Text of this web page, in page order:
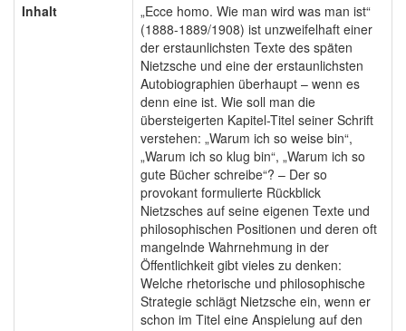
Inhalt
„Ecce homo. Wie man wird was man ist“
(1888-1889/1908) ist unzweifelhaft einer
der erstaunlichsten Texte des späten
Nietzsche und eine der erstaunlichsten
Autobiographien überhaupt – wenn es
denn eine ist. Wie soll man die
übersteigerten Kapitel-Titel seiner Schrift
verstehen: „Warum ich so weise bin“,
„Warum ich so klug bin“, „Warum ich so
gute Bücher schreibe“? – Der so
provokant formulierte Rückblick
Nietzsches auf seine eigenen Texte und
philosophischen Positionen und deren oft
mangelnde Wahrnehmung in der
Öffentlichkeit gibt vieles zu denken:
Welche rhetorische und philosophische
Strategie schlägt Nietzsche ein, wenn er
schon im Titel eine Anspielung auf den